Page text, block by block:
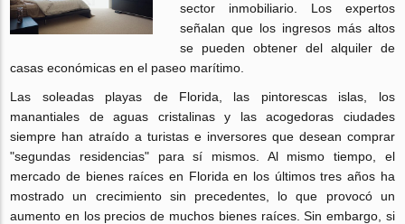
sector inmobiliario. Los expertos
señalan que los ingresos más altos
se pueden obtener del alquiler de
casas económicas en el paseo marítimo.
Las soleadas playas de Florida, las pintorescas islas, los
manantiales de aguas cristalinas y las acogedoras ciudades
siempre han atraído a turistas e inversores que desean comprar
"segundas residencias" para sí mismos. Al mismo tiempo, el
mercado de bienes raíces en Florida en los últimos tres años ha
mostrado un crecimiento sin precedentes, lo que provocó un
aumento en los precios de muchos bienes raíces. Sin embargo, si